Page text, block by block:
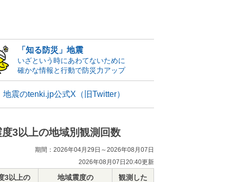
「知る防災」地震
いざという時にあわてないために
確かな情報と行動で防災力アップ
地震のtenki.jp公式X（旧Twitter）
度3以上の地域別観測回数
期間：2026年04月29日～2026年08月07日
2026年08月07日20:40更新
3以上の
地域震度の
観測した